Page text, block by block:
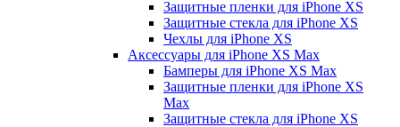
Защитные пленки для iPhone ХS
Защитные стекла для iPhone ХS
Чехлы для iPhone ХS
Аксессуары для iPhone ХS Max
Бамперы для iPhone XS Max
Защитные пленки для iPhone XS
Max
Защитные стекла для iPhone XS